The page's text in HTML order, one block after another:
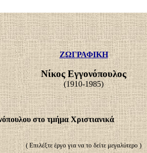
ΖΩΓΡΑΦΙΚΗ
Νίκος Εγγονόπουλος
(1910-1985)
στο τμήμα Χριστιανικά
( Επιλέξτε έργο για να το δείτε μεγαλύτερο )